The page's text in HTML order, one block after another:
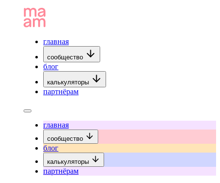
главная
сообщество
блог
калькуляторы
партнёрам
главная
сообщество
блог
калькуляторы
партнёрам